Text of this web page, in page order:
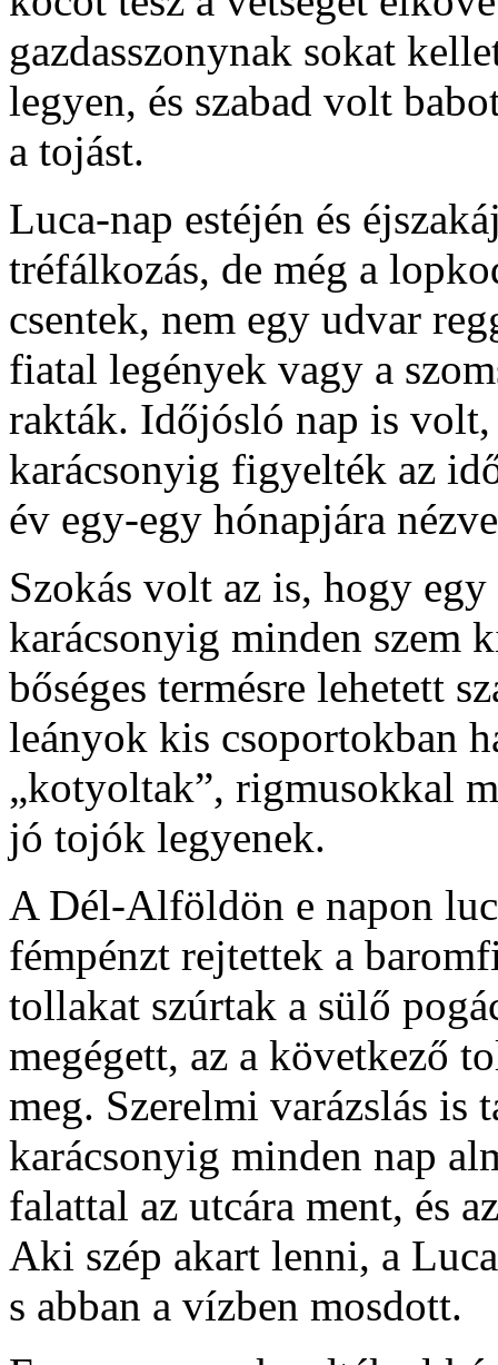
gazdasszonynak sokat
legyen, és szabad volt
a tojást.
Luca-nap estéjén és
tréfálkozás, de még a
csentek, nem egy udvar
fiatal legények vagy a
rakták. Időjósló nap is
karácsonyig figyelték az
év egy-egy hónapjára
Szokás volt az is, hogy
karácsonyig minden szem
bőséges termésre lehetett
leányok kis csoportokban
„kotyoltak”, rigmusokkal
jó tojók legyenek.
A Dél-Alföldön e napon
fémpénzt rejtettek a
tollakat szúrtak a sülő
megégett, az a következő
meg. Szerelmi varázslás is
karácsonyig minden nap
falattal az utcára ment, és
Aki szép akart lenni, a
s abban a vízben mosdott.